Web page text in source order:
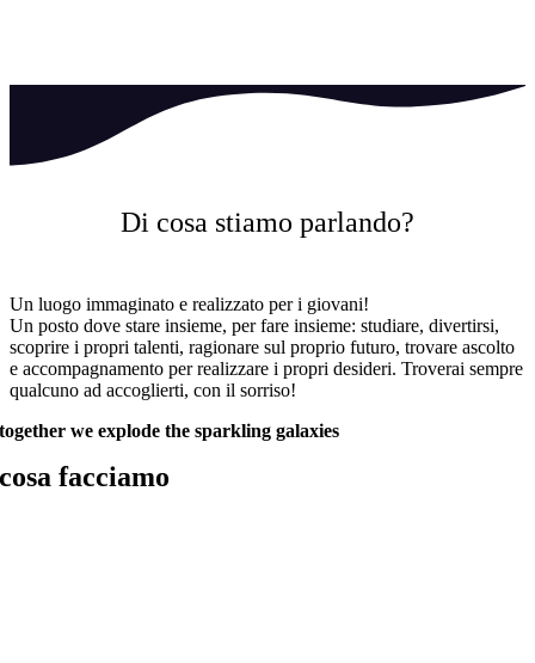
Di cosa stiamo parlando?
Un luogo immaginato e realizzato per i giovani!
Un posto dove stare insieme, per fare insieme: studiare, divertirsi,
scoprire i propri talenti, ragionare sul proprio futuro, trovare ascolto
e accompagnamento per realizzare i propri desideri. Troverai sempre
qualcuno ad accoglierti, con il sorriso!
together we explode the sparkling galaxies
cosa facciamo